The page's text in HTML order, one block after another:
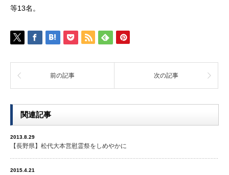
等13名。
前の記事 次の記事
関連記事
2013.8.29
【長野県】松代大本営慰霊祭をしめやかに
2015.4.21